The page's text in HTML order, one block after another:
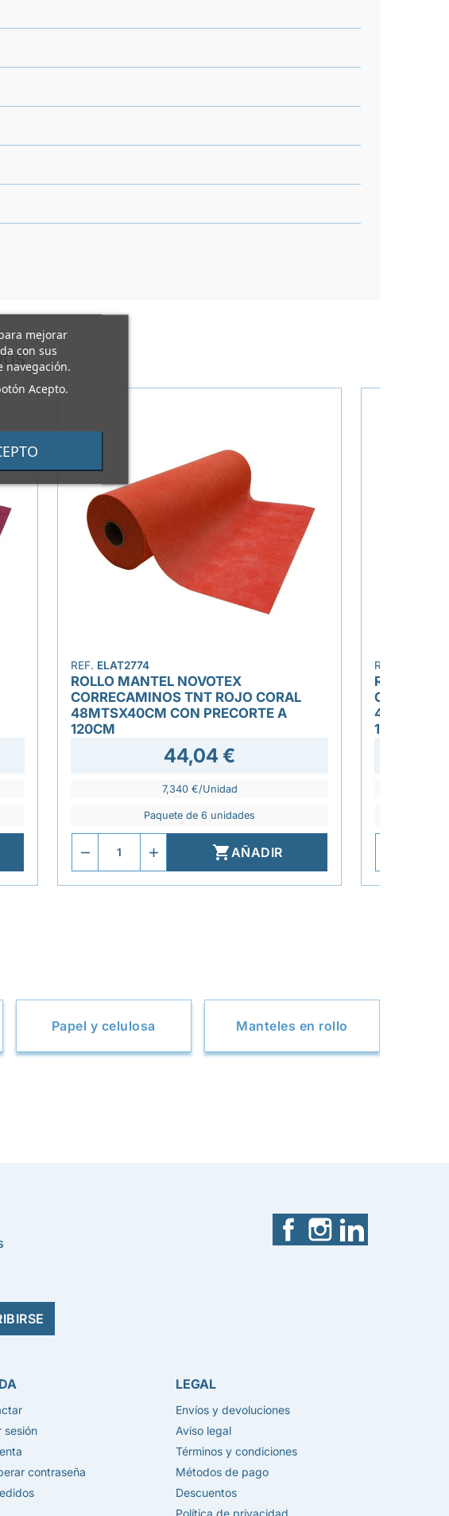
mejorar
con sus
navegación.
Acepto.
REF. ELAT2774
ROLLO MANTEL NOVOTEX
CORRECAMINOS TNT ROJO CORAL
48MTSX40CM CON PRECORTE A
120CM
44,04 €
7,340 €/Unidad
Paquete de 6 unidades
AÑADIR
REF.
ROLLO
120CM
Papel y celulosa Manteles en rollo
FacebookInstagram
sesión
contraseña
LEGAL
Envíos y devoluciones
Aviso legal
Términos y condiciones
Métodos de pago
Descuentos
Política de privacidad